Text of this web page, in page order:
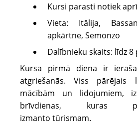
Kursi parasti notiek
Vieta: Itālija,
apkārtne, Semonzo
Dalībnieku skaits: līdz
Kursa pirmā diena ir
atgriešanās. Viss pārējais
mācībām un lidojumiem,
brīvdienas, kuras
izmanto tūrismam.